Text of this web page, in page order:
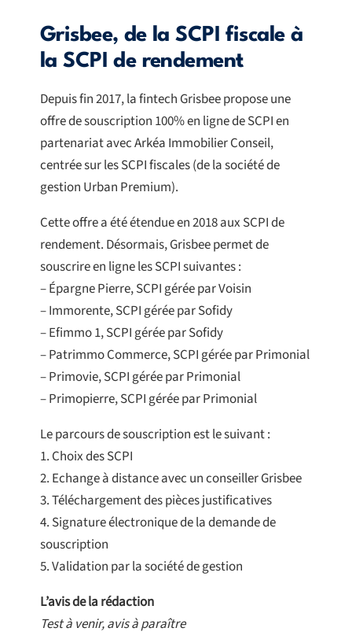
Grisbee, de la SCPI fiscale à
la SCPI de rendement
Depuis fin 2017, la fintech Grisbee propose une
offre de souscription 100% en ligne de SCPI en
partenariat avec Arkéa Immobilier Conseil,
centrée sur les SCPI fiscales (de la société de
gestion Urban Premium).
Cette offre a été étendue en 2018 aux SCPI de
rendement. Désormais, Grisbee permet de
souscrire en ligne les SCPI suivantes :
– Épargne Pierre, SCPI gérée par Voisin
– Immorente, SCPI gérée par Sofidy
– Efimmo 1, SCPI gérée par Sofidy
– Patrimmo Commerce, SCPI gérée par Primonial
– Primovie, SCPI gérée par Primonial
– Primopierre, SCPI gérée par Primonial
Le parcours de souscription est le suivant :
1. Choix des SCPI
2. Echange à distance avec un conseiller Grisbee
3. Téléchargement des pièces justificatives
4. Signature électronique de la demande de
souscription
5. Validation par la société de gestion
L’avis de la rédaction
Test à venir, avis à paraître